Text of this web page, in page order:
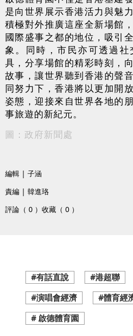
是向世界展示香港活力與魅
積極對外推廣這座全新場館
國際盛事之都的地位，吸引
象。同時，市民亦可透過
具，分享場館的精彩時刻，
故事，讓世界聽到香港的聲
同努力下，香港將以更加開
姿態，迎接來自世界各地的
事旅遊的新紀元。
圖：政府新聞處
編輯 | 子涵
責編 | 韓進珞
評論（ 0 ） 收藏（ 0 ）
#有話直說 #港超聯
#演唱會經濟
#體育經
# 啟德體育園